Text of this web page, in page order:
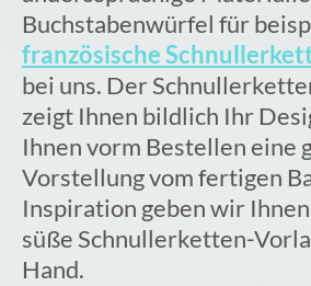
Buchstabenwürfel für
französische
bei uns. Der
zeigt Ihnen bildlich Ihr
Ihnen vorm Bestellen eine
Vorstellung vom fertigen
Inspiration geben wir
süße Schnullerketten-
Hand.